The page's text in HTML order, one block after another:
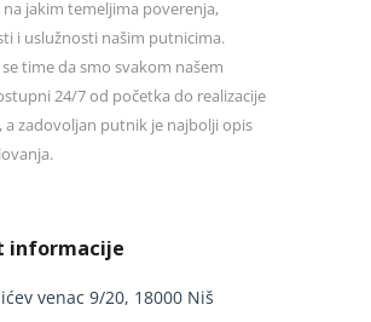
na jakim temeljima poverenja,
i uslužnosti našim putnicima.
time da smo svakom našem
24/7 od početka do realizacije
a zadovoljan putnik je najbolji opis
informacije
venac 9/20, 18000 Niš